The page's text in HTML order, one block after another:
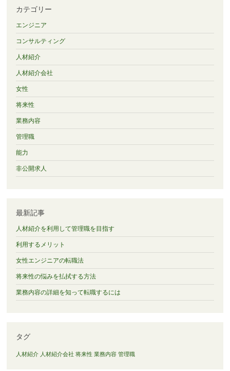
カテゴリー
エンジニア
コンサルティング
人材紹介
人材紹介会社
女性
将来性
業務内容
管理職
能力
非公開求人
最新記事
人材紹介を利用して管理職を目指す
利用するメリット
女性エンジニアの転職法
将来性の悩みを払拭する方法
業務内容の詳細を知って転職するには
タグ
人材紹介 人材紹介会社 将来性 業務内容 管理職